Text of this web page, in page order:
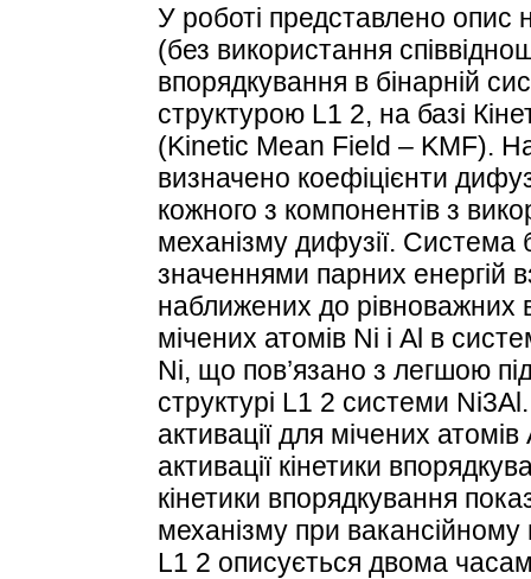
У роботі представлено опис
(без використання
впорядкування в бінарній
структурою L1 2, на базі
(Kinetic Mean Field – KMF).
визначено коефіцієнти
кожного з компонентів з
механізму дифузії.
значеннями парних енергій
наближених до рівноважних
мічених атомів Ni і Al в
Ni, що пов’язано з легшою
структурі L1 2 системи
активації для мічених атомів
активації кінетики
кінетики впорядкування
механізму при вакансійному
L1 2 описується двома